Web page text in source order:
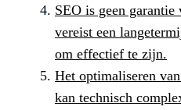
SEO is geen garantie
vereist een
om effectief te zijn.
Het optimaliseren
kan technisch